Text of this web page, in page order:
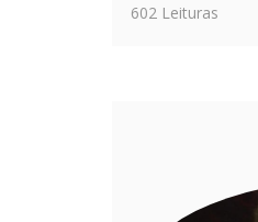
602 Leituras